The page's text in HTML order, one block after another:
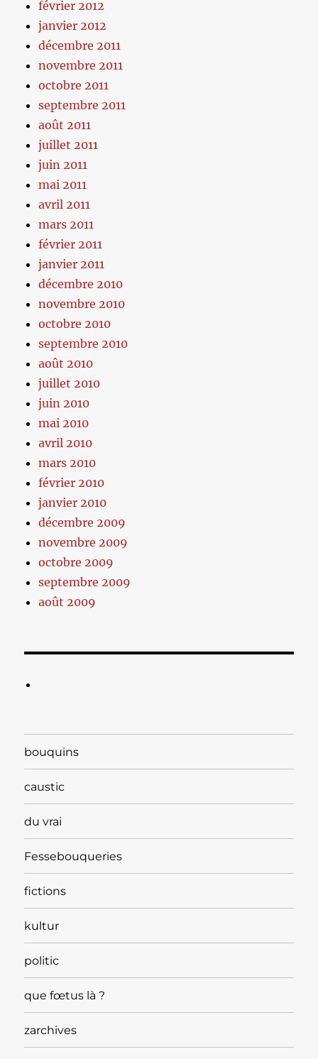
février 2012
janvier 2012
décembre 2011
novembre 2011
octobre 2011
septembre 2011
août 2011
juillet 2011
juin 2011
mai 2011
avril 2011
mars 2011
février 2011
janvier 2011
décembre 2010
novembre 2010
octobre 2010
septembre 2010
août 2010
juillet 2010
juin 2010
mai 2010
avril 2010
mars 2010
février 2010
janvier 2010
décembre 2009
novembre 2009
octobre 2009
septembre 2009
août 2009
bouquins
caustic
du vrai
Fessebouqueries
fictions
kultur
politic
que fœtus là ?
zarchives